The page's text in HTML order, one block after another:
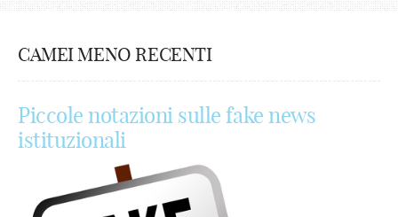
CAMEI MENO RECENTI
Piccole notazioni sulle fake news
istituzionali